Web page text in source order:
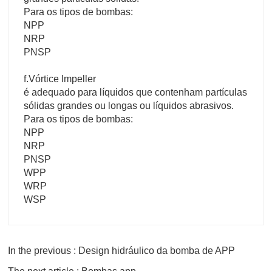
Para os tipos de bombas:
NPP
NRP
PNSP
f.Vórtice Impeller
é adequado para líquidos que contenham partículas
sólidas grandes ou longas ou líquidos abrasivos.
Para os tipos de bombas:
NPP
NRP
PNSP
WPP
WRP
WSP
In the previous : Design hidráulico da bomba de APP